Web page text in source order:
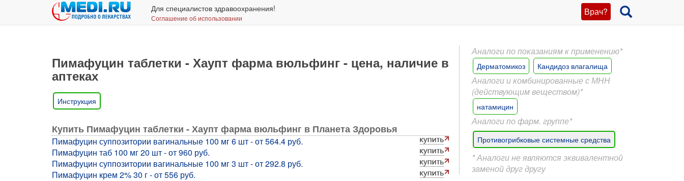
Врач?
Для специалистов здравоохранения!
Соглашение об использовании
Пимафуцин таблетки - Хаупт фарма вюльфинг - цена, наличие в
аптеках
Инструкция
Купить Пимафуцин таблетки - Хаупт фарма вюльфинг в Планета Здоровья
Пимафуцин суппозитории вагинальные 100 мг 6 шт - от 564.4 руб.
Пимафуцин таб 100 мг 20 шт - от 960 руб.
Пимафуцин суппозитории вагинальные 100 мг 3 шт - от 292.8 руб.
Пимафуцин крем 2% 30 г - от 556 руб.
Аналоги по показаниям к применению*
Дерматомикоз Кандидоз влагалища
Аналоги и комбинированные с МНН
(действующим веществом)*
натамицин
Аналоги по фарм. группе*
Противогрибковые системные средства
* Аналоги не являются эквивалентной
заменой друг другу